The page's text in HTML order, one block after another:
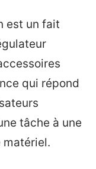
est un fait
qui répond
tâche à une
matériel.